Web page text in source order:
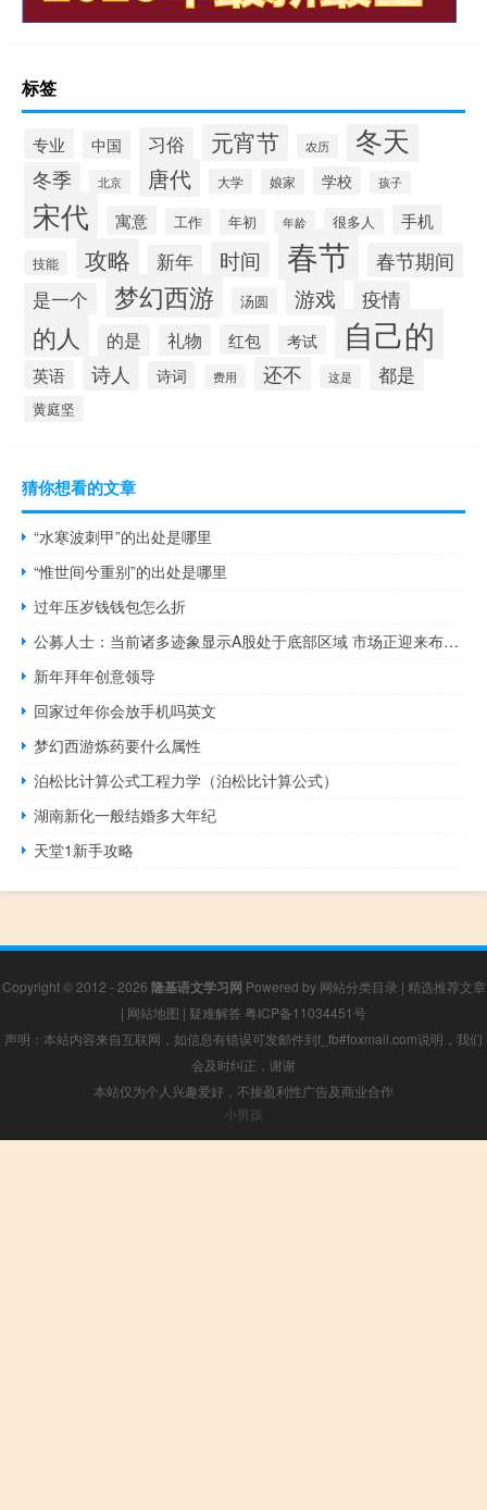
标签
专业 中国 习俗 元宵节 农历 冬天
冬季 北京 唐代 大学 娘家 学校 孩子
宋代 寓意 工作 年初 年龄 很多人 手机
技能 攻略 新年 时间 春节 春节期间
是一个 梦幻西游 汤圆 游戏 疫情
的人 的是 礼物 红包 考试 自己的
英语 诗人 诗词 费用 还不 这是 都是
黄庭坚
猜你想看的文章
“水寒波刺甲”的出处是哪里
“惟世间兮重别”的出处是哪里
过年压岁钱钱包怎么折
公募人士：当前诸多迹象显示A股处于底部区域 市场正迎来布局的好时机
新年拜年创意领导
回家过年你会放手机吗英文
梦幻西游炼药要什么属性
泊松比计算公式工程力学（泊松比计算公式）
湖南新化一般结婚多大年纪
天堂1新手攻略
Copyright © 2012 - 2026 隆基语文学习网 Powered by 网站分类目录 | 精选推荐文章
| 网站地图 | 疑难解答 粤ICP备11034451号
声明：本站内容来自互联网，如信息有错误可发邮件到f_fb#foxmail.com说明，我们
会及时纠正，谢谢
本站仅为个人兴趣爱好，不接盈利性广告及商业合作
小男孩